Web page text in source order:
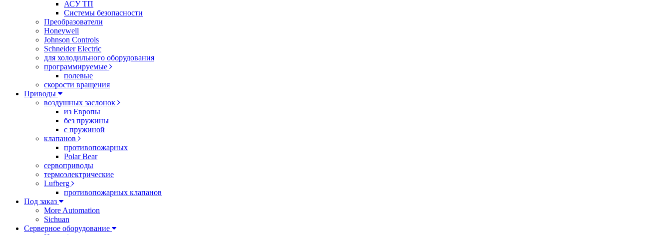
АСУ ТП
Системы безопасности
Преобразователи
Honeywell
Johnson Controls
Schneider Electric
для холодильного оборудования
программируемые
полевые
скорости вращения
Приводы
воздушных заслонок
из Европы
без пружины
с пружиной
клапанов
противопожарных
Polar Bear
сервоприводы
термоэлектрические
Lufberg
противопожарных клапанов
Под заказ
More Automation
Sichuan
Серверное оборудование